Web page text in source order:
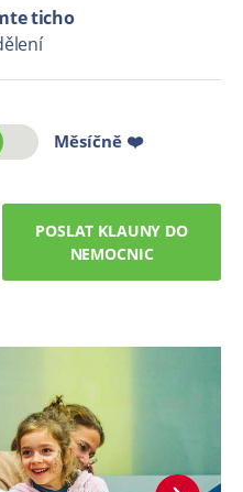
ticho
Měsíčně ❤️
POSLAT KLAUNY DO
NEMOCNIC
zůstávají